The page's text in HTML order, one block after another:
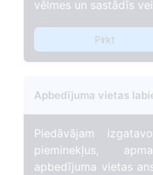
vēlmes un sastādīs
Pirkt
Apbedījuma vietas
Piedāvājam
pieminekļus,
apbedījuma vietas